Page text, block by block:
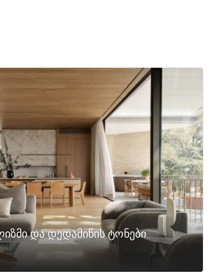
და დედამიწის ტონები